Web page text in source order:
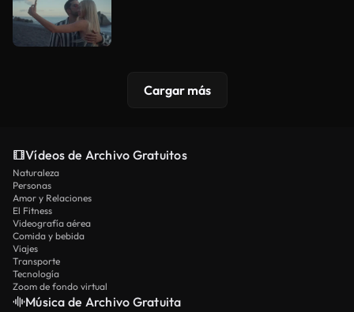
Cargar más
Vídeos de Archivo Gratuitos
Naturaleza
Personas
Amor y Relaciones
El Fitness
Videografía aérea
Comida y bebida
Viajes
Transporte
Tecnología
Zoom de fondo virtual
Música de Archivo Gratuita